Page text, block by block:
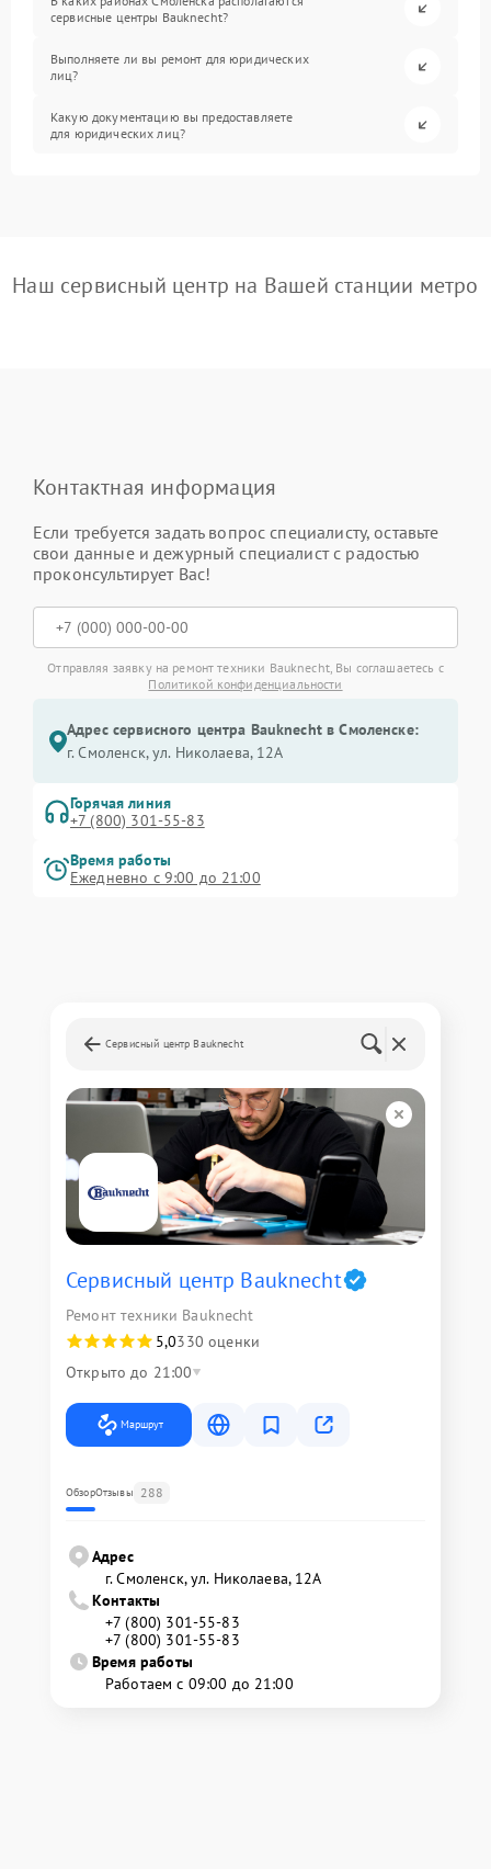
сервисные центры Bauknecht?
Выполняете ли вы ремонт для юридических
лиц?
Какую документацию вы предоставляете
для юридических лиц?
Наш сервисный центр на Вашей станции метро
Контактная информация
Если требуется задать вопрос специалисту, оставьте
свои данные и дежурный специалист с радостью
проконсультирует Вас!
Отправляя заявку на ремонт техники Bauknecht, Вы соглашаетесь с
Политикой конфиденциальности
Адрес сервисного центра Bauknecht в Смоленске:
г. Смоленск, ул. Николаева, 12А
Горячая линия
+7 (800) 301-55-83
Время работы
Ежедневно с 9:00 до 21:00
Сервисный центр Bauknecht
Сервисный центр Bauknecht
Ремонт техники Bauknecht
5,0330 оценки
Открыто до 21:00
Маршрут
ОбзорОтзывы 288
Адрес
г. Смоленск, ул. Николаева, 12А
Контакты
+7 (800) 301-55-83
+7 (800) 301-55-83
Время работы
Работаем с 09:00 до 21:00